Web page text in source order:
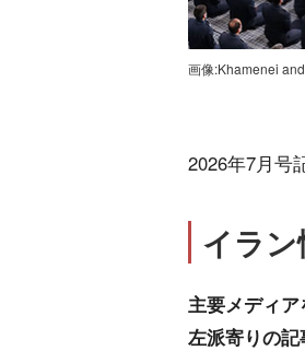
画像:Khamenei
2026年7月号
イラ
主要メディ
左派寄りの